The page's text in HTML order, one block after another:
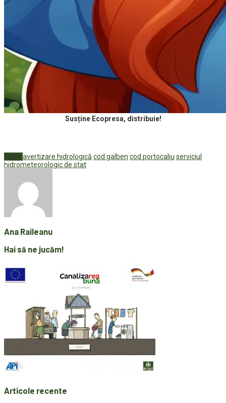
Susține Ecopresa, distribuie!
Tags: avertizare hidrologică cod galben cod portocaliu serviciul
hidrometeorologic de stat
Ana Raileanu
Hai să ne jucăm!
Articole recente